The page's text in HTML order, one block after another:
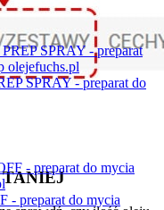
TANIEJ
SPRAY - preparat do
preparat do mycia